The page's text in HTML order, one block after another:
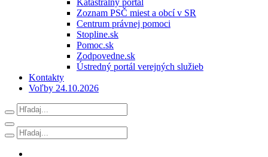
Katastrálny portál
Zoznam PSČ miest a obcí v SR
Centrum právnej pomoci
Stopline.sk
Pomoc.sk
Zodpovedne.sk
Ústredný portál verejných služieb
Kontakty
Voľby 24.10.2026